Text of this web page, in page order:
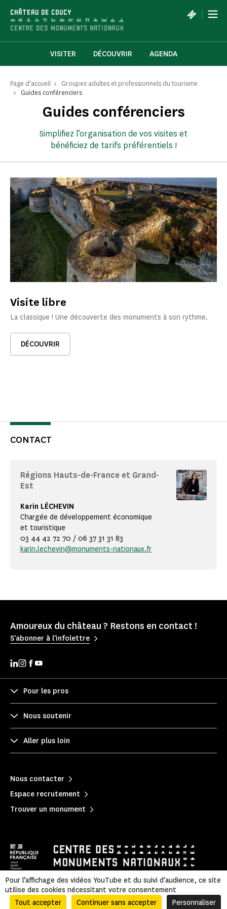
CHÂTEAU DE COUCY |
VISITER DÉCOUVRIR AGENDA
Page d'accueil
Groupes adultes et professionnels du tourisme
Guides conférenciers
Guides conférenciers
Simplifiez l’organisation de vos visites et
bénéficiez de tarifs préférentiels !
Visite libre
La classique ! Une découverte des monuments à son rythme.
DÉCOUVRIR
CONTACT
Régions Hauts-de-France et Grand-
Est
Karin LÉCHEVIN
Chargée de développement économique
et touristique
03 44 42 72 70 / 06 37 31 31 83
karin.lechevin@monuments-nationaux.fr
Amoureux du château ? Restons en contact !
S'abonner à l'infolettre
Pour les pros
Nous soutenir
Aller plus loin
Nous contacter
Espace recrutement
Trouver un monument
Mentions légales Politique de confidentialité
|
Informations légales et administratives
| Plan du site
Pour l’affichage des vidéos YouTube et du suivi d'audience, ce site
utilise des cookies nécessitant votre consentement
Tout accepter
Continuer sans accepter Personnaliser